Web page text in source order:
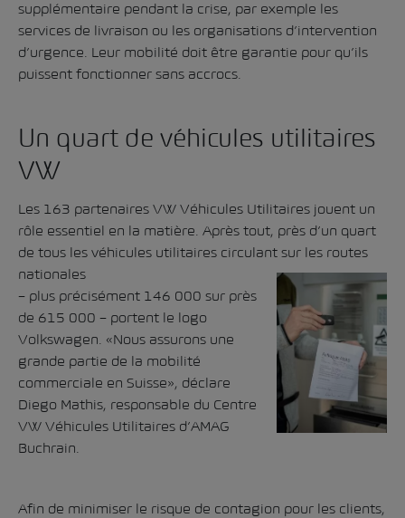
supplémentaire pendant la crise, par exemple les
services de livraison ou les organisations d’intervention
d’urgence. Leur mobilité doit être garantie pour qu’ils
puissent fonctionner sans accrocs.
Un quart de véhicules utilitaires
VW
Les 163 partenaires VW Véhicules Utilitaires jouent un
rôle essentiel en la matière. Après tout, près d’un quart
de tous les véhicules utilitaires circulant sur les routes
nationales
– plus précisément 146 000 sur près
de 615 000 – portent le logo
Volkswagen. «Nous assurons une
grande partie de la mobilité
commerciale en Suisse», déclare
Diego Mathis, responsable du Centre
VW Véhicules Utilitaires d’AMAG
Buchrain.
Afin de minimiser le risque de contagion pour les clients,